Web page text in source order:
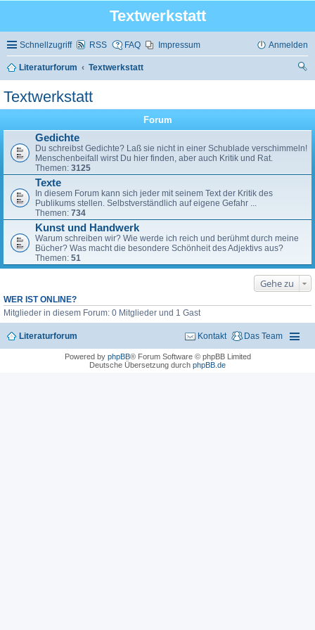
Textwerkstatt
Schnellzugriff RSS FAQ Impressum Anmelden
Literaturforum
Textwerkstatt
Textwerkstatt
Forum
Gedichte
Du schreibst Gedichte? Laß sie nicht in einer Schublade verschimmeln!
Menschenbeifall wirst Du hier finden, aber auch Kritik und Rat.
Themen: 3125
Texte
In diesem Forum kann sich jeder mit seinem Text der Kritik des
Publikums stellen. Selbstverständlich auf eigene Gefahr ...
Themen: 734
Kunst und Handwerk
Warum schreiben wir? Wie werde ich reich und berühmt durch meine
Bücher? Was macht die besondere Schönheit des Adjektivs aus?
Themen: 51
Gehe zu
WER IST ONLINE?
Mitglieder in diesem Forum: 0 Mitglieder und 1 Gast
Literaturforum Das Team
Kontakt
Powered by phpBB® Forum Software © phpBB Limited
Deutsche Übersetzung durch phpBB.de